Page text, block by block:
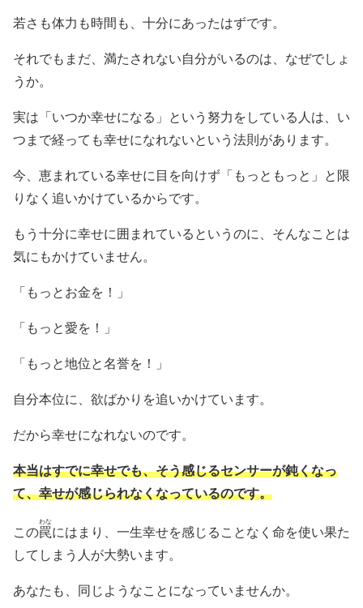
若さも体力も時間も、十分にあったはずです。
それでもまだ、満たされない自分がいるのは、なぜでしょ
うか。
実は「いつか幸せになる」という努力をしている人は、い
つまで経っても幸せになれないという法則があります。
今、恵まれている幸せに目を向けず「もっともっと」と限
りなく追いかけているからです。
もう十分に幸せに囲まれているというのに、そんなことは
気にもかけていません。
「もっとお金を！」
「もっと愛を！」
「もっと地位と名誉を！」
自分本位に、欲ばかりを追いかけています。
だから幸せになれないのです。
本当はすでに幸せでも、そう感じるセンサーが鈍くなっ
て、幸せが感じられなくなっているのです。
この罠
わな
にはまり、一生幸せを感じることなく命を使い果た
してしまう人が大勢います。
あなたも、同じようなことになっていませんか。